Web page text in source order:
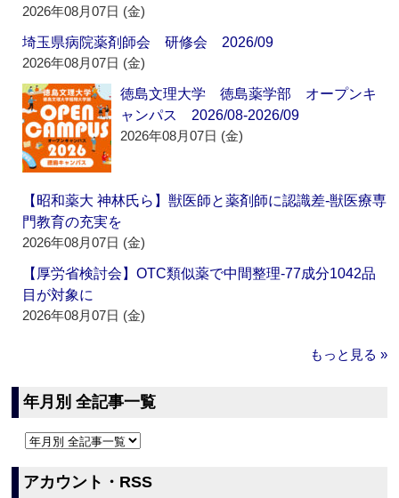
2026年08月07日 (金)
埼玉県病院薬剤師会 研修会 2026/09
2026年08月07日 (金)
徳島文理大学 徳島薬学部 オープンキ
ャンパス 2026/08-2026/09
2026年08月07日 (金)
【昭和薬大 神林氏ら】獣医師と薬剤師に認識差‐獣医療専
門教育の充実を
2026年08月07日 (金)
【厚労省検討会】OTC類似薬で中間整理‐77成分1042品
目が対象に
2026年08月07日 (金)
もっと見る »
年月別 全記事一覧
アカウント・RSS